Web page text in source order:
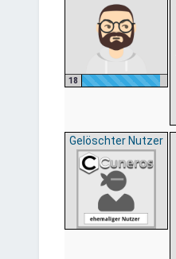
18
Gelöschter Nutzer